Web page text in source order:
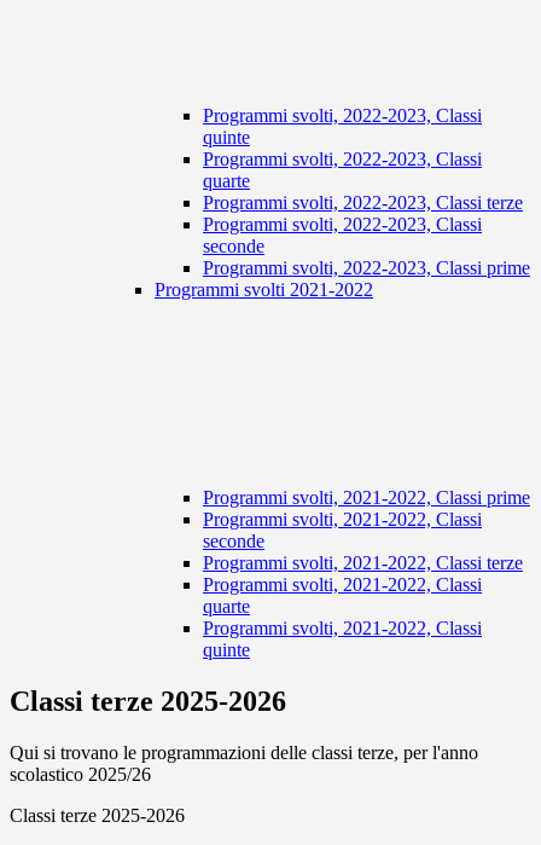
Programmi svolti, 2022-2023, Classi
quinte
Programmi svolti, 2022-2023, Classi
quarte
Programmi svolti, 2022-2023, Classi terze
Programmi svolti, 2022-2023, Classi
seconde
Programmi svolti, 2022-2023, Classi prime
Programmi svolti 2021-2022
Programmi svolti, 2021-2022, Classi prime
Programmi svolti, 2021-2022, Classi
seconde
Programmi svolti, 2021-2022, Classi terze
Programmi svolti, 2021-2022, Classi
quarte
Programmi svolti, 2021-2022, Classi
quinte
Classi terze 2025-2026
Qui si trovano le programmazioni delle classi terze, per l'anno
scolastico 2025/26
Classi terze 2025-2026